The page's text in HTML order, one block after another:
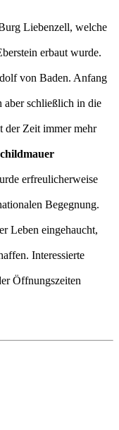
Liebenzell, welche
erbaut wurde.
von Baden. Anfang
aber schließlich in die
der Zeit immer mehr
erfreulicherweise
Begegnung.
Leben eingehaucht,
Interessierte
Öffnungszeiten